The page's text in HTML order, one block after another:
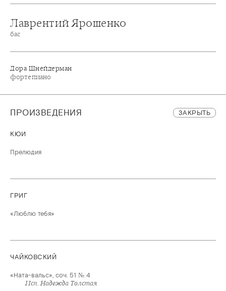
Лаврентий Ярошенко
бас
Дора Шнейдерман
фортепиано
ПРОИЗВЕДЕНИЯ ЗАКРЫТЬ
КЮИ
Прелюдия
ГРИГ
«Люблю тебя»
ЧАЙКОВСКИЙ
«Ната-вальс», соч. 51 № 4
Исп. Надежда Толстая